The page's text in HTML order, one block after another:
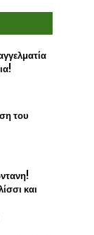
του
και